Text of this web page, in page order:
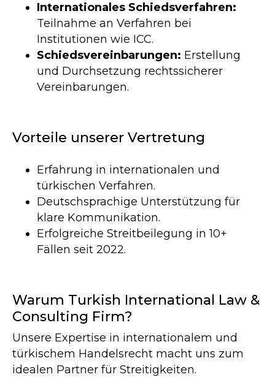
Internationales Schiedsverfahren:
Teilnahme an Verfahren bei
Institutionen wie ICC.
Schiedsvereinbarungen: Erstellung
und Durchsetzung rechtssicherer
Vereinbarungen.
Vorteile unserer Vertretung
Erfahrung in internationalen und
türkischen Verfahren.
Deutschsprachige Unterstützung für
klare Kommunikation.
Erfolgreiche Streitbeilegung in 10+
Fällen seit 2022.
Warum Turkish International Law &
Consulting Firm?
Unsere Expertise in internationalem und
türkischem Handelsrecht macht uns zum
idealen Partner für Streitigkeiten.
VEREINBAREN SIE EINE
RECHTLICHE BERATUNG
Vereinbaren Sie eine Beratung –
kontaktieren Sie uns auf die für Sie
bequemste Weise